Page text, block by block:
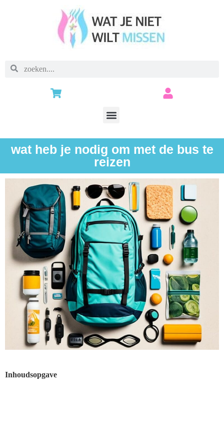
wat heb je nodig om met de bus te
reizen
Inhoudsopgave